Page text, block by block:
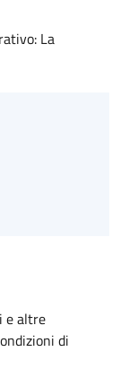
La
e altre
di